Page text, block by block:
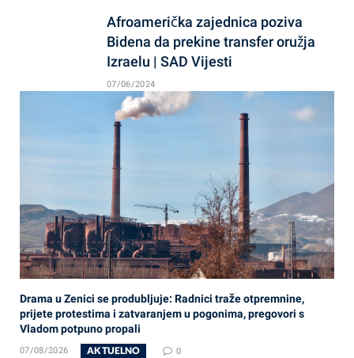
Afroamerička zajednica poziva
Bidena da prekine transfer oružja
Izraelu | SAD Vijesti
07/06/2024
Drama u Zenici se produbljuje: Radnici traže otpremnine,
prijete protestima i zatvaranjem u pogonima, pregovori s
Vladom potpuno propali
07/08/2026 AKTUELNO 0